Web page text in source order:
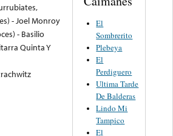
- Joel Monroy
- Basilio
Quinta Y
El
Sombrerito
Plebeya
El
Perdiguero
Ultima Tarde
De Balderas
Lindo Mi
Tampico
El